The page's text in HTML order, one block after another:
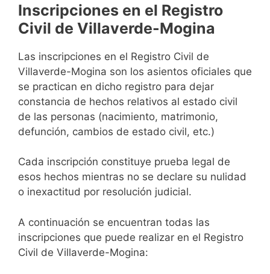
Inscripciones en el Registro
Civil de Villaverde-Mogina
Las inscripciones en el Registro Civil de
Villaverde-Mogina son los asientos oficiales que
se practican en dicho registro para dejar
constancia de hechos relativos al estado civil
de las personas (nacimiento, matrimonio,
defunción, cambios de estado civil, etc.)
Cada inscripción constituye prueba legal de
esos hechos mientras no se declare su nulidad
o inexactitud por resolución judicial.
A continuación se encuentran todas las
inscripciones que puede realizar en el Registro
Civil de Villaverde-Mogina: